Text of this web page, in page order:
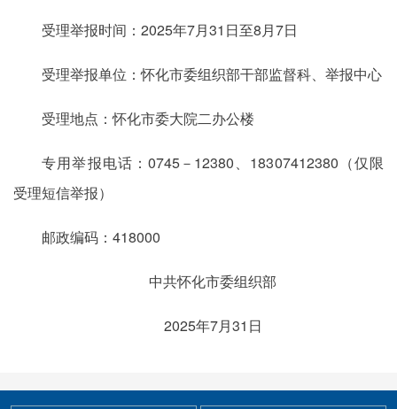
受理举报时间：2025年7月31日至8月7日
受理举报单位：怀化市委组织部干部监督科、举报中心
受理地点：怀化市委大院二办公楼
专用举报电话：0745－12380、18307412380（仅限
受理短信举报）
邮政编码：418000
中共怀化市委组织部
2025年7月31日